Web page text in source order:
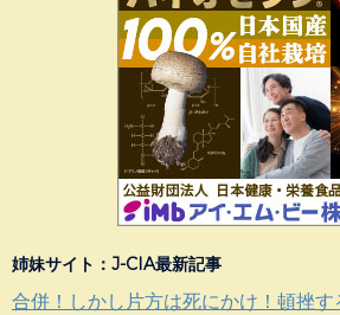
姉妹サイト：J-CIA最新記事
合併！しかし片方は死にかけ！頓挫